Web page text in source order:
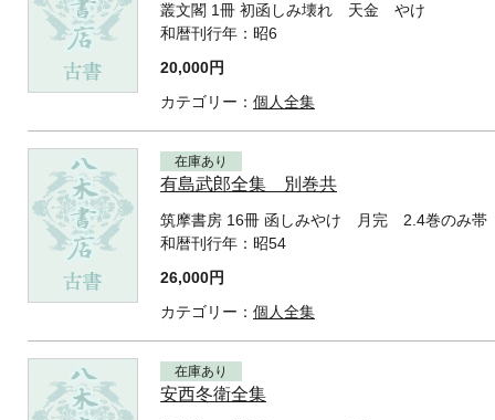
叢文閣 1冊 初函しみ壊れ 天金 やけ
和暦刊行年： 昭6
20,000円
カテゴリー： 個人全集
在庫あり
有島武郎全集 別巻共
筑摩書房 16冊 函しみやけ 月完 2.4巻のみ帯
和暦刊行年： 昭54
26,000円
カテゴリー： 個人全集
在庫あり
安西冬衛全集